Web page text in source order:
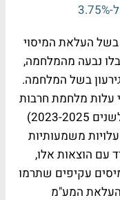
בשל העלאת המיסוי
נבעה מהמלחמה,
בשל המלחמה.
עלות מלחמת חרבות
ברזל עומדת על 250 מיליארד שקל (לשנים 2023-2025)
משמעותיות
עם הוצאות אלו,
עקיפים שתרמו
העלאת המע"מ